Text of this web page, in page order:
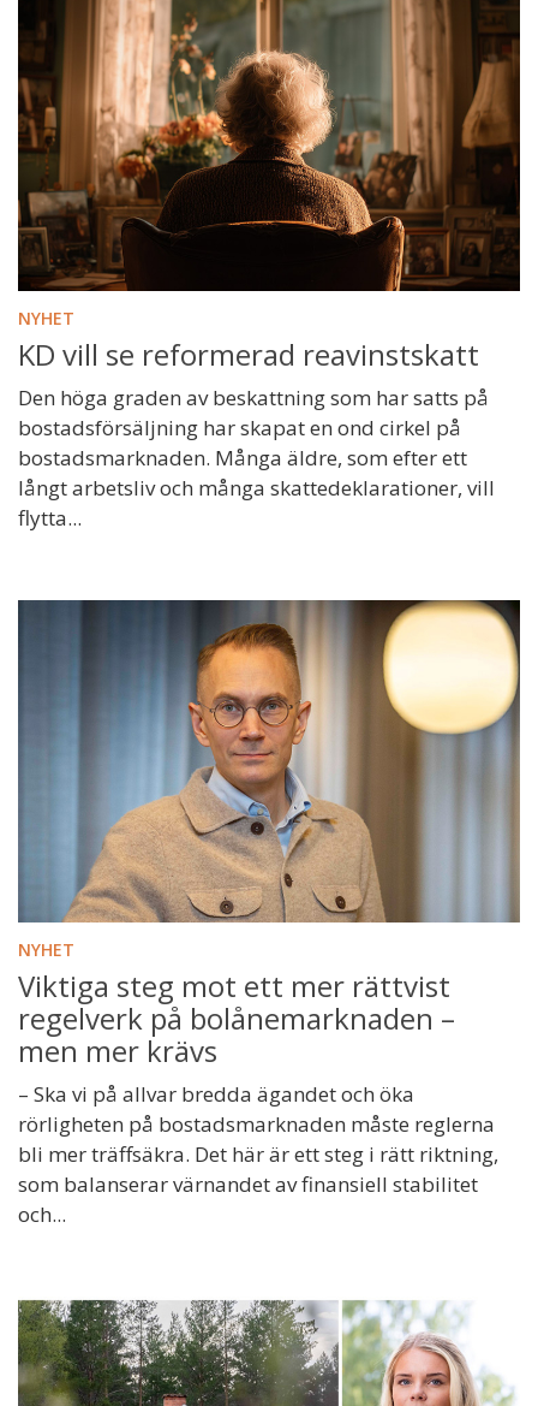
NYHET
KD vill se reformerad reavinstskatt
Den höga graden av beskattning som har satts på
bostadsförsäljning har skapat en ond cirkel på
bostadsmarknaden. Många äldre, som efter ett
långt arbetsliv och många skattedeklarationer, vill
flytta...
NYHET
Viktiga steg mot ett mer rättvist
regelverk på bolånemarknaden –
men mer krävs
– Ska vi på allvar bredda ägandet och öka
rörligheten på bostadsmarknaden måste reglerna
bli mer träffsäkra. Det här är ett steg i rätt riktning,
som balanserar värnandet av finansiell stabilitet
och...